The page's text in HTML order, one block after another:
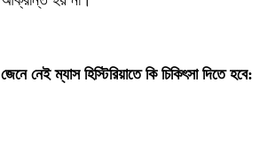
জেনে নেই ম্যাস হিস্টিরিয়াতে কি চিকিৎসা দিতে হবে: